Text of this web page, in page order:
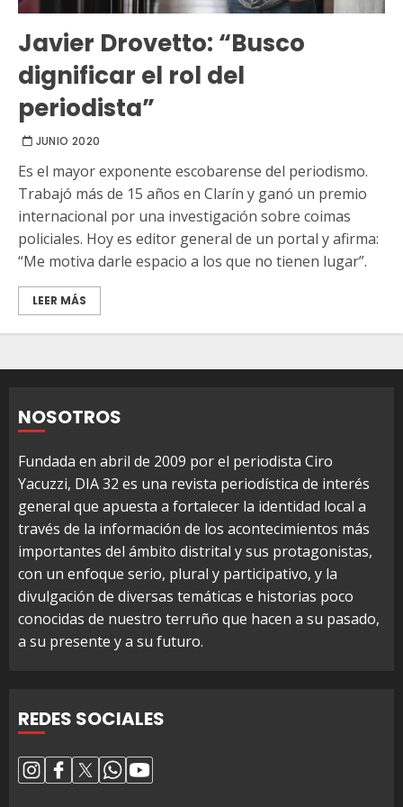
Javier Drovetto: “Busco
dignificar el rol del
periodista”
JUNIO 2020
Es el mayor exponente escobarense del periodismo.
Trabajó más de 15 años en Clarín y ganó un premio
internacional por una investigación sobre coimas
policiales. Hoy es editor general de un portal y afirma:
“Me motiva darle espacio a los que no tienen lugar”.
LEER MÁS
NOSOTROS
Fundada en abril de 2009 por el periodista Ciro
Yacuzzi, DIA 32 es una revista periodística de interés
general que apuesta a fortalecer la identidad local a
través de la información de los acontecimientos más
importantes del ámbito distrital y sus protagonistas,
con un enfoque serio, plural y participativo, y la
divulgación de diversas temáticas e historias poco
conocidas de nuestro terruño que hacen a su pasado,
a su presente y a su futuro.
REDES SOCIALES